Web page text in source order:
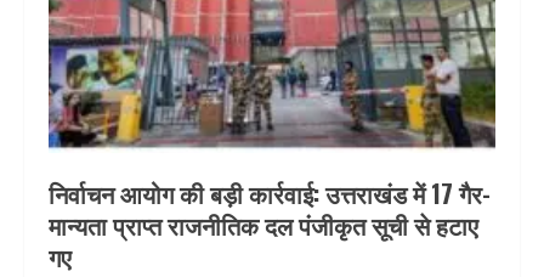
निर्वाचन आयोग की बड़ी कार्रवाई: उत्तराखंड में 17 गैर-
मान्यता प्राप्त राजनीतिक दल पंजीकृत सूची से हटाए
गए